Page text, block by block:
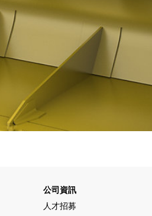
公司資訊
人才招募